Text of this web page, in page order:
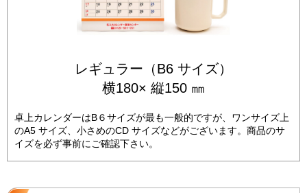
レギュラー（B6 サイズ）
横180× 縦150 ㎜
卓上カレンダーはB６サイズが最も一般的ですが、ワンサイズ上
のA5 サイズ、小さめのCD サイズなどがございます。商品のサ
イズを必ず事前にご確認下さい。